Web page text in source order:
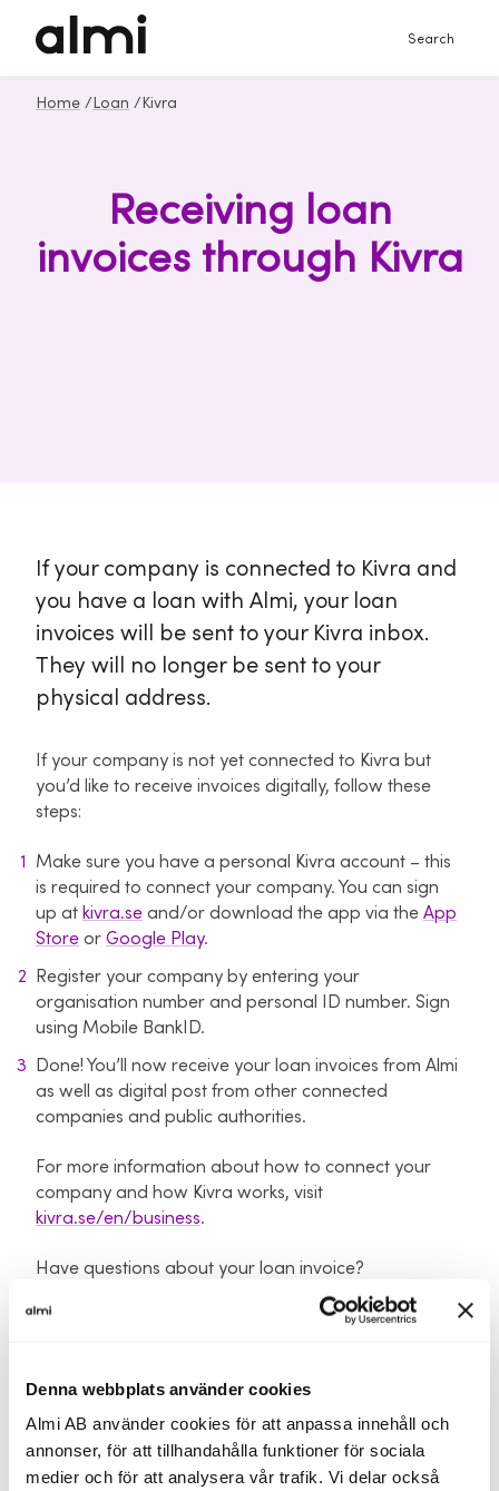
Denna webbplats använder cookies
Almi AB använder cookies för att anpassa innehåll och
annonser, för att tillhandahålla funktioner för sociala
medier och för att analysera vår trafik. Vi delar också
Search
Home / Loan / Kivra
Receiving loan
invoices through Kivra
If your company is connected to Kivra and
you have a loan with Almi, your loan
invoices will be sent to your Kivra inbox.
They will no longer be sent to your
physical address.
If your company is not yet connected to Kivra but
you’d like to receive invoices digitally, follow these
steps:
Make sure you have a personal Kivra account – this
is required to connect your company. You can sign
up at kivra.se and/or download the app via the App
Store or Google Play.
Register your company by entering your
organisation number and personal ID number. Sign
using Mobile BankID.
Done! You’ll now receive your loan invoices from Almi
as well as digital post from other connected
companies and public authorities.
For more information about how to connect your
company and how Kivra works, visit
kivra.se/en/business.
Have questions about your loan invoice?
Don’t hesitate to contact us at +46 (0)63-453 03 00.